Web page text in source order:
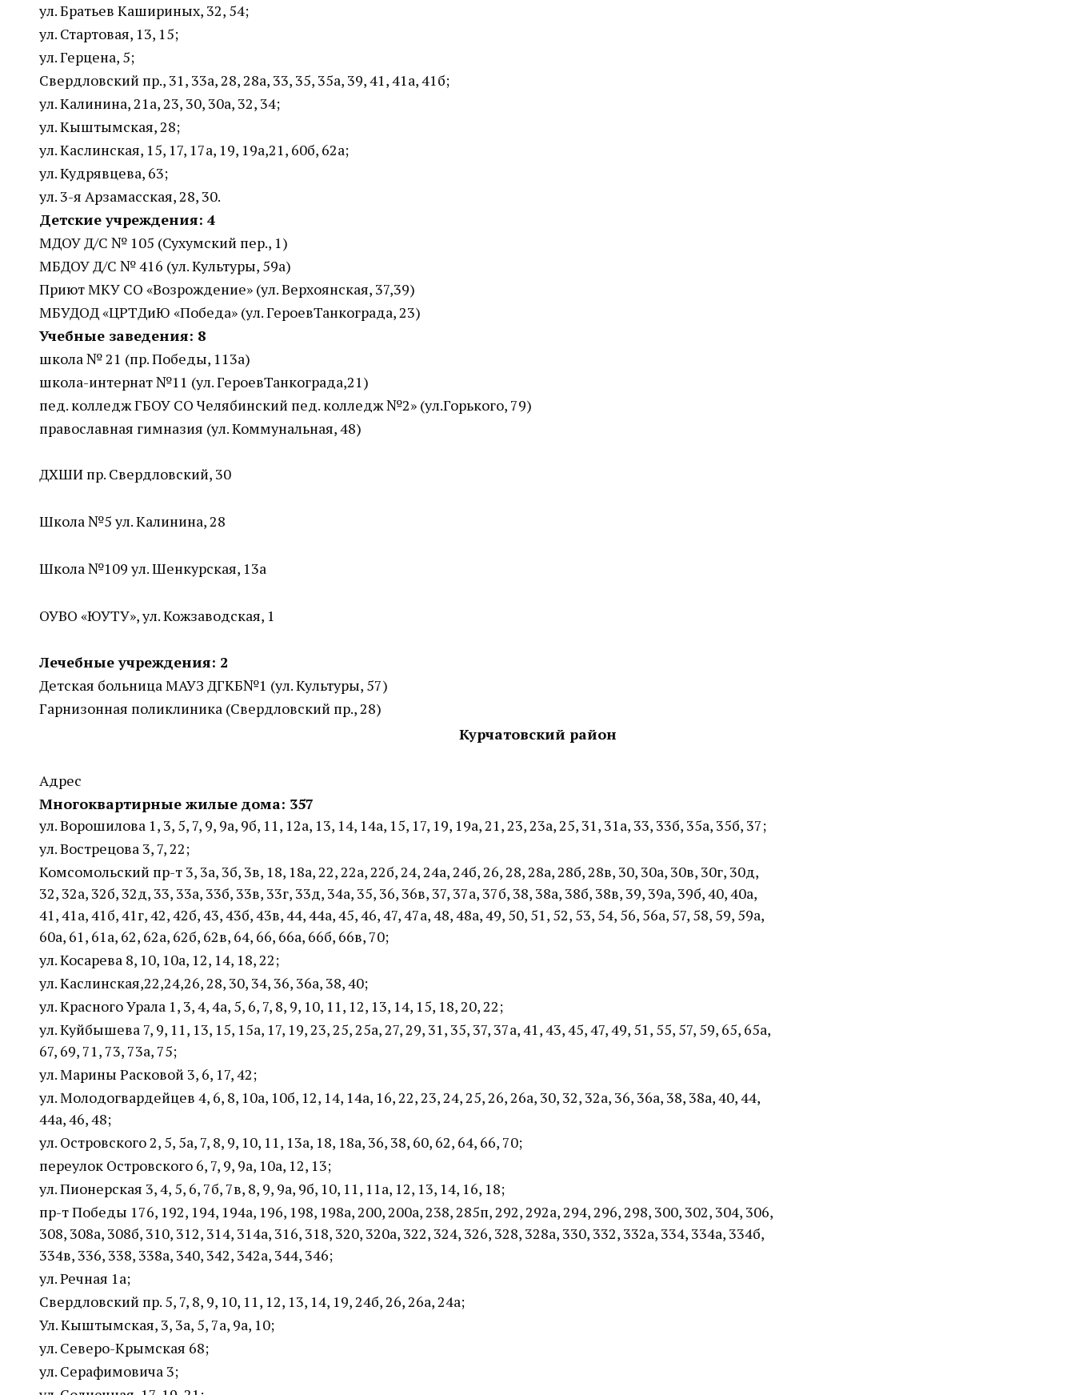
ул. Братьев Кашириных, 32, 54;
ул. Стартовая, 13, 15;
ул. Герцена, 5;
Свердловский пр., 31, 33а, 28, 28а, 33, 35, 35а, 39, 41, 41а, 41б;
ул. Калинина, 21а, 23, 30, 30а, 32, 34;
ул. Кыштымская, 28;
ул. Каслинская, 15, 17, 17а, 19, 19а,21, 60б, 62а;
ул. Кудрявцева, 63;
ул. 3-я Арзамасская, 28, 30.
Детские учреждения: 4
МДОУ Д/С № 105 (Сухумский пер., 1)
МБДОУ Д/С № 416 (ул. Культуры, 59а)
Приют МКУ СО «Возрождение» (ул. Верхоянская, 37,39)
МБУДОД «ЦРТДиЮ «Победа» (ул. ГероевТанкограда, 23)
Учебные заведения: 8
школа № 21 (пр. Победы, 113а)
школа-интернат №11 (ул. ГероевТанкограда,21)
пед. колледж ГБОУ СО Челябинский пед. колледж №2» (ул.Горького, 79)
православная гимназия (ул. Коммунальная, 48)
ДХШИ пр. Свердловский, 30
Школа №5 ул. Калинина, 28
Школа №109 ул. Шенкурская, 13а
ОУВО «ЮУТУ», ул. Кожзаводская, 1
Лечебные учреждения: 2
Детская больница МАУЗ ДГКБ№1 (ул. Культуры, 57)
Гарнизонная поликлиника (Свердловский пр., 28)
Курчатовский район
Адрес
Многоквартирные жилые дома: 357
ул. Ворошилова 1, 3, 5, 7, 9, 9а, 9б, 11, 12а, 13, 14, 14а, 15, 17, 19, 19а, 21, 23, 23а, 25, 31, 31а, 33, 33б, 35а, 35б, 37;
ул. Вострецова 3, 7, 22;
Комсомольский пр-т 3, 3а, 3б, 3в, 18, 18а, 22, 22а, 22б, 24, 24а, 24б, 26, 28, 28а, 28б, 28в, 30, 30а, 30в, 30г, 30д,
32, 32а, 32б, 32д, 33, 33а, 33б, 33в, 33г, 33д, 34а, 35, 36, 36в, 37, 37а, 37б, 38, 38а, 38б, 38в, 39, 39а, 39б, 40, 40а,
41, 41а, 41б, 41г, 42, 42б, 43, 43б, 43в, 44, 44а, 45, 46, 47, 47а, 48, 48а, 49, 50, 51, 52, 53, 54, 56, 56а, 57, 58, 59, 59а,
60а, 61, 61а, 62, 62а, 62б, 62в, 64, 66, 66а, 66б, 66в, 70;
ул. Косарева 8, 10, 10а, 12, 14, 18, 22;
ул. Каслинская,22,24,26, 28, 30, 34, 36, 36а, 38, 40;
ул. Красного Урала 1, 3, 4, 4а, 5, 6, 7, 8, 9, 10, 11, 12, 13, 14, 15, 18, 20, 22;
ул. Куйбышева 7, 9, 11, 13, 15, 15а, 17, 19, 23, 25, 25а, 27, 29, 31, 35, 37, 37а, 41, 43, 45, 47, 49, 51, 55, 57, 59, 65, 65а,
67, 69, 71, 73, 73а, 75;
ул. Марины Расковой 3, 6, 17, 42;
ул. Молодогвардейцев 4, 6, 8, 10а, 10б, 12, 14, 14а, 16, 22, 23, 24, 25, 26, 26а, 30, 32, 32а, 36, 36а, 38, 38а, 40, 44,
44а, 46, 48;
ул. Островского 2, 5, 5а, 7, 8, 9, 10, 11, 13а, 18, 18а, 36, 38, 60, 62, 64, 66, 70;
переулок Островского 6, 7, 9, 9а, 10а, 12, 13;
ул. Пионерская 3, 4, 5, 6, 7б, 7в, 8, 9, 9а, 9б, 10, 11, 11а, 12, 13, 14, 16, 18;
пр-т Победы 176, 192, 194, 194а, 196, 198, 198а, 200, 200а, 238, 285п, 292, 292а, 294, 296, 298, 300, 302, 304, 306,
308, 308а, 308б, 310, 312, 314, 314а, 316, 318, 320, 320а, 322, 324, 326, 328, 328а, 330, 332, 332а, 334, 334а, 334б,
334в, 336, 338, 338а, 340, 342, 342а, 344, 346;
ул. Речная 1а;
Свердловский пр. 5, 7, 8, 9, 10, 11, 12, 13, 14, 19, 24б, 26, 26а, 24а;
Ул. Кыштымская, 3, 3а, 5, 7а, 9а, 10;
ул. Северо-Крымская 68;
ул. Серафимовича 3;